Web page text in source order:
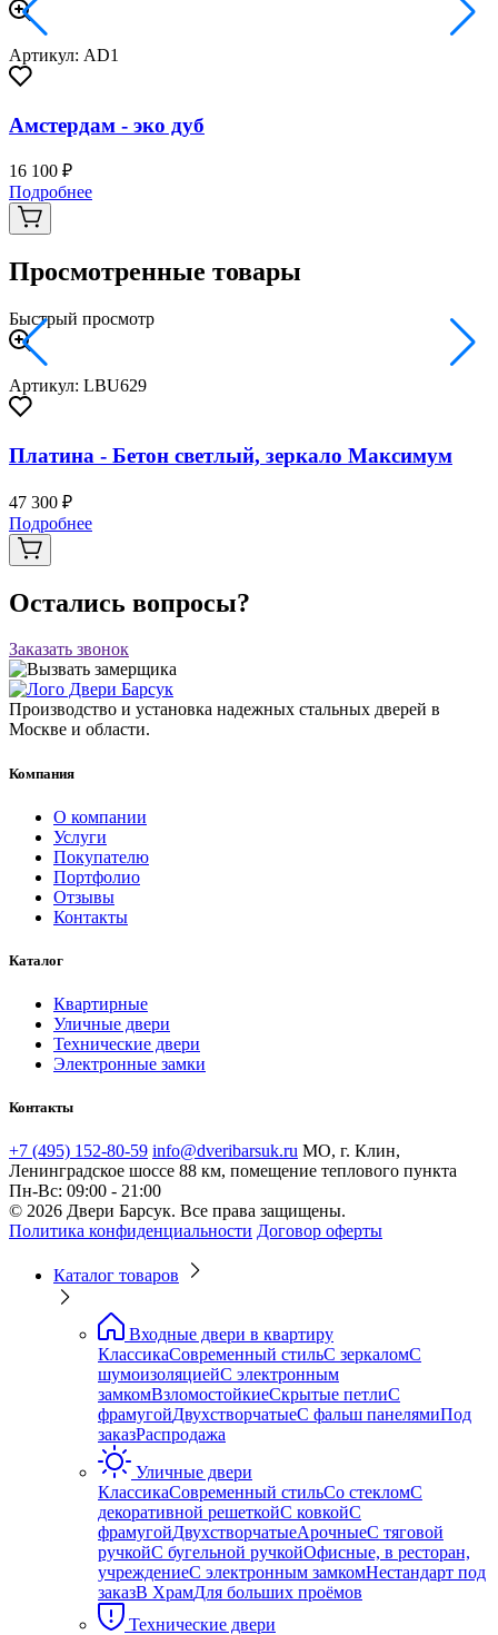
Артикул: AD1
Амстердам - эко дуб
16 100 ₽
Подробнее
Просмотренные товары
Быстрый просмотр
Артикул: LBU629
Платина - Бетон светлый, зеркало Максимум
47 300 ₽
Подробнее
Остались вопросы?
Заказать звонок
Производство и установка надежных стальных дверей в
Москве и области.
Компания
О компании
Услуги
Покупателю
Портфолио
Отзывы
Контакты
Каталог
Квартирные
Уличные двери
Технические двери
Электронные замки
Контакты
+7 (495) 152-80-59 info@dveribarsuk.ru МО, г. Клин,
Ленинградское шоссе 88 км, помещение теплового пункта
Пн-Вс: 09:00 - 21:00
© 2026 Двери Барсук. Все права защищены.
Политика конфиденциальности Договор оферты
Каталог товаров
Входные двери в квартиру
КлассикаСовременный стильС зеркаломС
шумоизоляциейС электронным
замкомВзломостойкиеСкрытые петлиС
фрамугойДвухстворчатыеС фальш панелямиПод
заказРаспродажа
Уличные двери
КлассикаСовременный стильСо стекломС
декоративной решеткойС ковкойС
фрамугойДвухстворчатыеАрочныеС тяговой
ручкойС бугельной ручкойОфисные, в ресторан,
учреждениеС электронным замкомНестандарт под
заказВ ХрамДля больших проёмов
Технические двери